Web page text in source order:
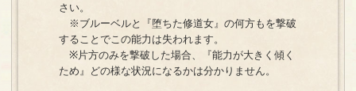
さい。
※ブルーベルと『堕ちた修道女』の何方もを撃破
することでこの能力は失われます。
※片方のみを撃破した場合、『能力が大きく傾く
ため』どの様な状況になるかは分かりません。